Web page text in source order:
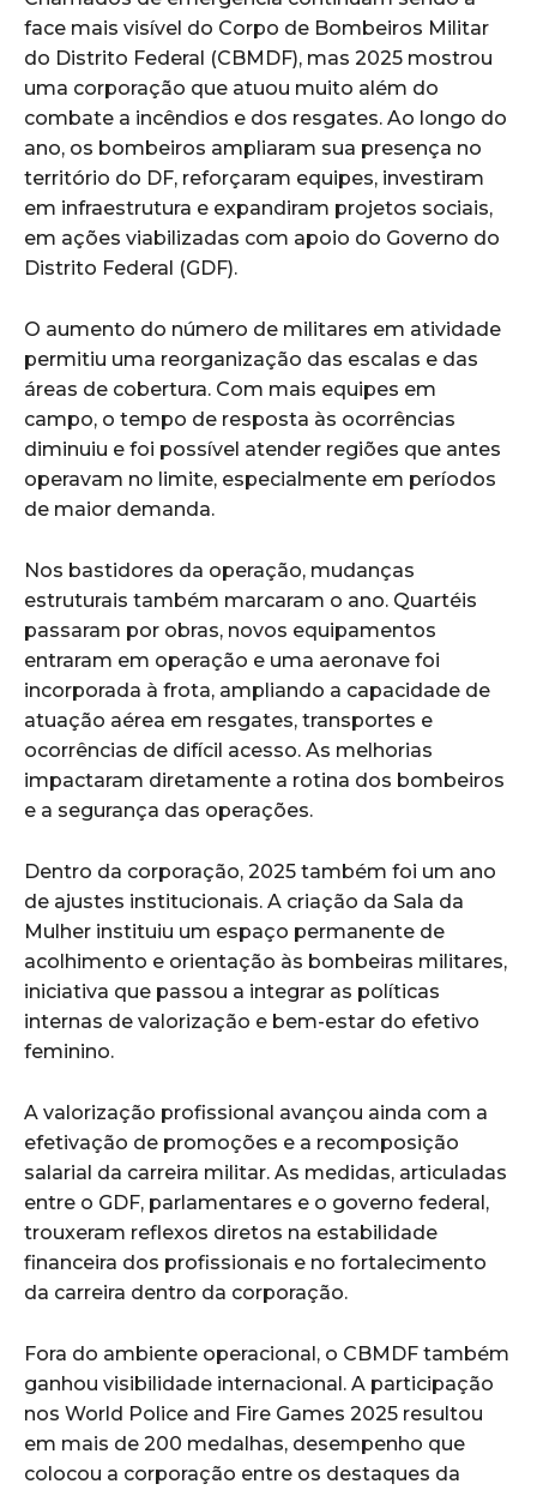
face mais visível do Corpo de Bombeiros Militar
do Distrito Federal (CBMDF), mas 2025 mostrou
uma corporação que atuou muito além do
combate a incêndios e dos resgates. Ao longo do
ano, os bombeiros ampliaram sua presença no
território do DF, reforçaram equipes, investiram
em infraestrutura e expandiram projetos sociais,
em ações viabilizadas com apoio do Governo do
Distrito Federal (GDF).
O aumento do número de militares em atividade
permitiu uma reorganização das escalas e das
áreas de cobertura. Com mais equipes em
campo, o tempo de resposta às ocorrências
diminuiu e foi possível atender regiões que antes
operavam no limite, especialmente em períodos
de maior demanda.
Nos bastidores da operação, mudanças
estruturais também marcaram o ano. Quartéis
passaram por obras, novos equipamentos
entraram em operação e uma aeronave foi
incorporada à frota, ampliando a capacidade de
atuação aérea em resgates, transportes e
ocorrências de difícil acesso. As melhorias
impactaram diretamente a rotina dos bombeiros
e a segurança das operações.
Dentro da corporação, 2025 também foi um ano
de ajustes institucionais. A criação da Sala da
Mulher instituiu um espaço permanente de
acolhimento e orientação às bombeiras militares,
iniciativa que passou a integrar as políticas
internas de valorização e bem-estar do efetivo
feminino.
A valorização profissional avançou ainda com a
efetivação de promoções e a recomposição
salarial da carreira militar. As medidas, articuladas
entre o GDF, parlamentares e o governo federal,
trouxeram reflexos diretos na estabilidade
financeira dos profissionais e no fortalecimento
da carreira dentro da corporação.
Fora do ambiente operacional, o CBMDF também
ganhou visibilidade internacional. A participação
nos World Police and Fire Games 2025 resultou
em mais de 200 medalhas, desempenho que
colocou a corporação entre os destaques da